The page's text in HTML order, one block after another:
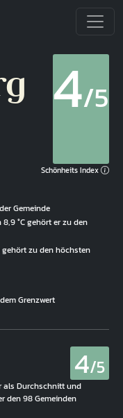
4/5
Schönheits Index
Gemeinde
°C gehört er zu den
gehört zu den höchsten
Grenzwert
4/5
als Durchschnitt und
den 98 Gemeinden